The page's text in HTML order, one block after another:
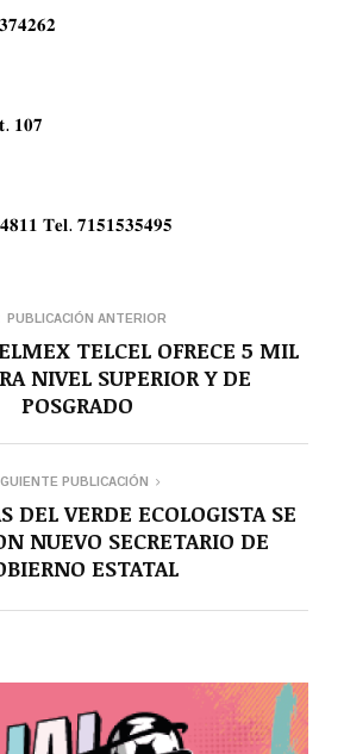
𝟏𝟎𝟕
𝐓𝐞𝐥. 𝟕𝟏𝟓𝟏𝟓𝟑𝟓𝟒𝟗𝟓
PUBLICACIÓN ANTERIOR
TELCEL OFRECE 5 MIL
NIVEL SUPERIOR Y DE
POSGRADO
PUBLICACIÓN
DEL VERDE ECOLOGISTA SE
NUEVO SECRETARIO DE
ESTATAL